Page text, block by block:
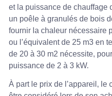
et la puissance de chauffage
un poêle à granulés de bois
fournir la chaleur nécessaire
ou l’équivalent de 25 m3 en
de 20 à 30 m2 nécessite,
puissance de 2 à 3 kW.
À part le prix de l’appareil, le